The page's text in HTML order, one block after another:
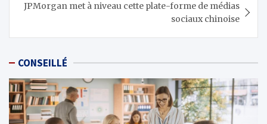
JPMorgan met à niveau cette plate-forme de médias
sociaux chinoise
CONSEILLÉ